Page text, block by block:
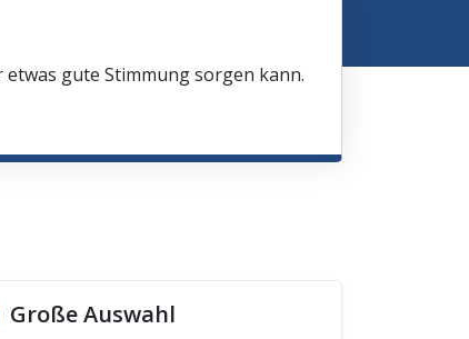
gute Stimmung sorgen kann.
Große Auswahl